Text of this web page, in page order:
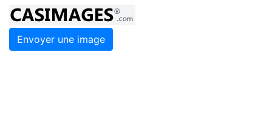
Envoyer une image